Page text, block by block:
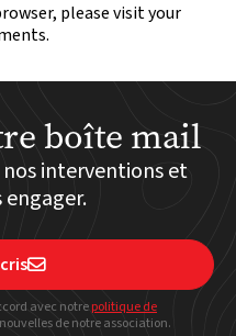
please visit your
boîte mail
nos interventions et

avec notrepolitiquede
de notre association.